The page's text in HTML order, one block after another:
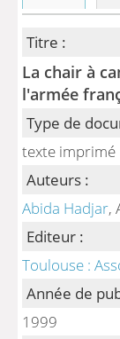
Titre :
La chair à
l'armée
Type de
texte imprimé
Auteurs :
Abida Hadjar,
Editeur :
Toulouse :
Année de
1999